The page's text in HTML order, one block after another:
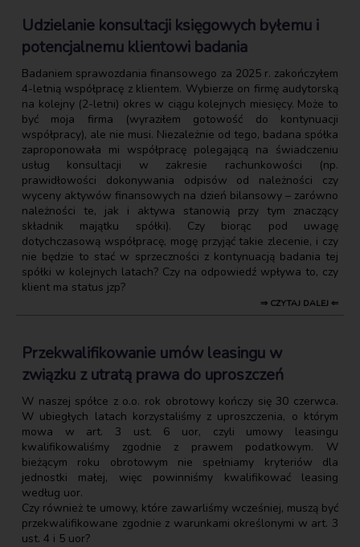
Udzielanie konsultacji księgowych byłemu i
potencjalnemu klientowi badania
Badaniem sprawozdania finansowego za 2025 r. zakończyłem
4-letnią współpracę z klientem. Wybierze on firmę audytorską
na kolejny (2-letni) okres w ciągu kolejnych miesięcy. Może to
być moja firma (wyraziłem gotowość do kontynuacji
współpracy), ale nie musi. Niezależnie od tego, badana spółka
zaproponowała mi współpracę polegającą na świadczeniu
usług konsultacji w zakresie rachunkowości (np.
prawidłowości dokonywania odpisów od należności czy
wyceny aktywów finansowych na dzień bilansowy – zarówno
należności te, jak i aktywa stanowią przy tym znaczący
składnik majątku spółki). Czy biorąc pod uwagę
dotychczasową współpracę, mogę przyjąć takie zlecenie, i czy
nie będzie to stać w sprzeczności z kontynuacją badania tej
spółki w kolejnych latach? Czy na odpowiedź wpływa to, czy
klient ma status jzp?
⇒ CZYTAJ DALEJ ⇐
Przekwalifikowanie umów leasingu w
związku z utratą prawa do uproszczeń
W naszej spółce z o.o. rok obrotowy kończy się 30 czerwca.
W ubiegłych latach korzystaliśmy z uproszczenia, o którym
mowa w art. 3 ust. 6 uor, czyli umowy leasingu
kwalifikowaliśmy zgodnie z prawem podatkowym. W
bieżącym roku obrotowym nie spełniamy kryteriów dla
jednostki małej, więc powinniśmy kwalifikować leasing
według uor.
Czy również te umowy, które zawarliśmy wcześniej, muszą być
przekwalifikowane zgodnie z warunkami określonymi w art. 3
ust. 4 i 5 uor?